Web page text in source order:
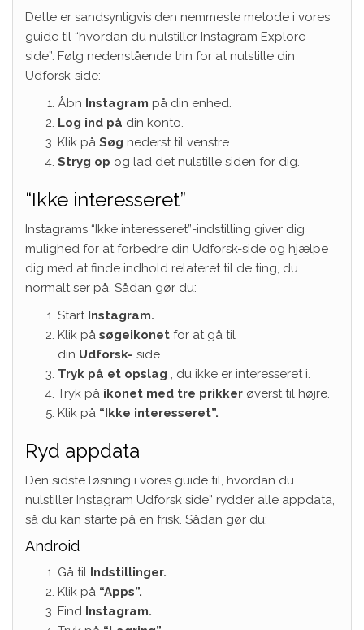
Dette er sandsynligvis den nemmeste metode i vores
guide til “hvordan du nulstiller Instagram Explore-
side”. Følg nedenstående trin for at nulstille din
Udforsk-side:
Åbn Instagram på din enhed.
Log ind på din konto.
Klik på Søg nederst til venstre.
Stryg op og lad det nulstille siden for dig.
“Ikke interesseret”
Instagrams “Ikke interesseret”-indstilling giver dig
mulighed for at forbedre din Udforsk-side og hjælpe
dig med at finde indhold relateret til de ting, du
normalt ser på. Sådan gør du:
Start Instagram.
Klik på søgeikonet for at gå til
din Udforsk- side.
Tryk på et opslag , du ikke er interesseret i.
Tryk på ikonet med tre prikker øverst til højre.
Klik på “Ikke interesseret”.
Ryd appdata
Den sidste løsning i vores guide til, hvordan du
nulstiller Instagram Udforsk side” rydder alle appdata,
så du kan starte på en frisk. Sådan gør du:
Android
Gå til Indstillinger.
Klik på “Apps”.
Find Instagram.